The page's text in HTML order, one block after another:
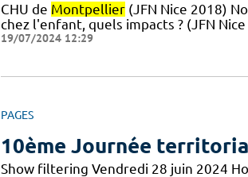
CHU de Montpellier(JFN Nice 2018)
chez l'enfant, quels impacts ? (JFN
19/07/2024 12:29
PAGES
10ème Journée
Show filtering Vendredi 28 juin 2024